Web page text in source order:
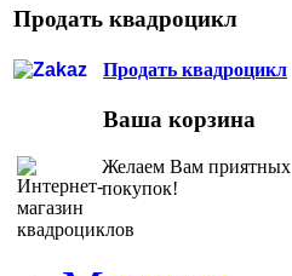
Продать квадроцикл
Продать квадроцикл
Ваша корзина
Желаем Вам приятных
покупок!